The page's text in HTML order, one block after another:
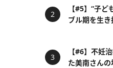
【#5】“子
ブル期を生
【#6】不妊
た美南さん